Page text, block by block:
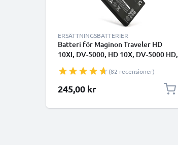
ERSÄTTNINGSBATTERIER
Batteri för Maginon Traveler HD
10XI, DV-5000, HD 10X, DV-5000 HD,
CELLONIC
(82 recensioner)
245,00 kr